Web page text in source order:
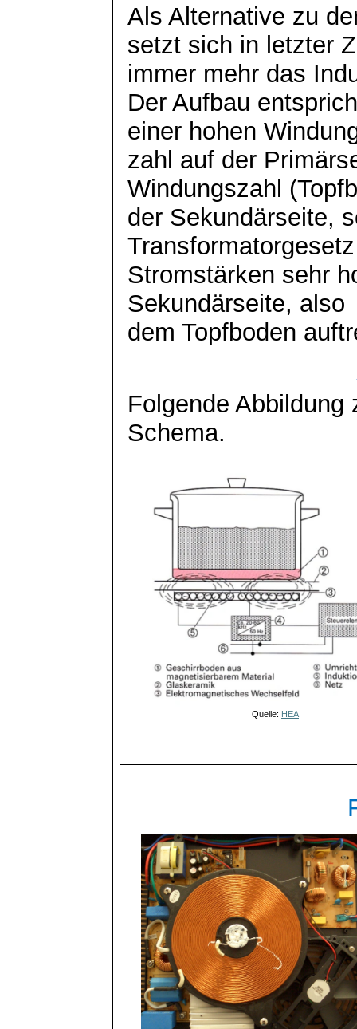
Als Alternative zu
setzt sich in letzter
immer mehr das
Der Aufbau
einer hohen
zahl auf der
Windungszahl
der Sekundärseite,
Stromstärken sehr
Sekundärseite, also
dem Topfboden
Folgende Abbildung
Schema.
Quelle: HEA